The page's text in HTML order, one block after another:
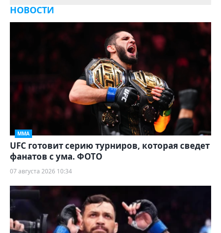
НОВОСТИ
ММА
UFC готовит серию турниров, которая сведет
фанатов с ума. ФОТО
07 августа 2026 10:34